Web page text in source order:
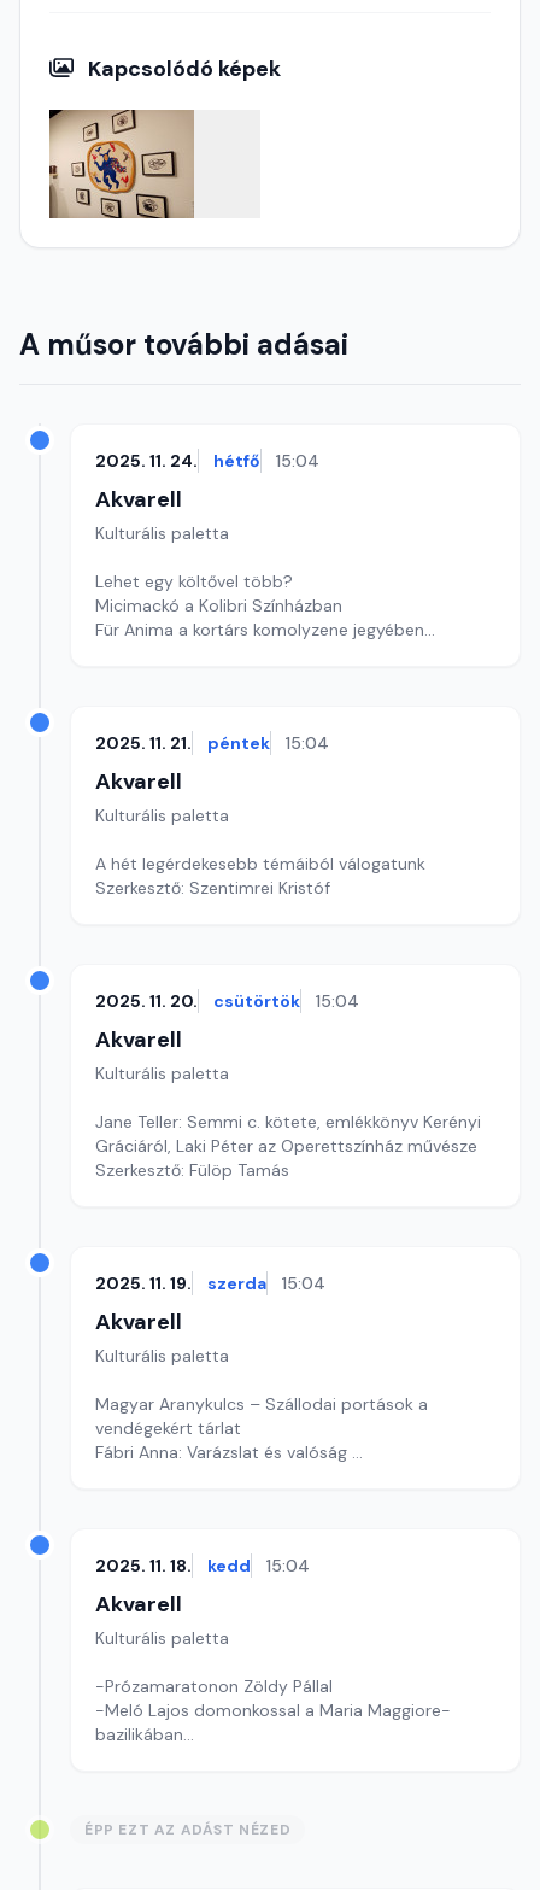
Kapcsolódó képek
A műsor további adásai
2025. 11. 24. hétfő 15:04
Akvarell
Kulturális paletta
Lehet egy költővel több?
Micimackó a Kolibri Színházban
Für Anima a kortárs komolyzene jegyében
2025. 11. 21. péntek 15:04
Akvarell
Kulturális paletta
A hét legérdekesebb témáiból válogatunk
Szerkesztő: Szentimrei Kristóf
2025. 11. 20. csütörtök 15:04
Akvarell
Kulturális paletta
Jane Teller: Semmi c. kötete, emlékkönyv Kerényi
Gráciáról, Laki Péter az Operettszínház művésze
Szerkesztő: Fülöp Tamás
2025. 11. 19. szerda 15:04
Akvarell
Kulturális paletta
Magyar Aranykulcs – Szállodai portások a
vendégekért tárlat
Fábri Anna: Varázslat és valóság
2025. 11. 18. kedd 15:04
Akvarell
Kulturális paletta
-Prózamaratonon Zöldy Pállal
-Meló Lajos domonkossal a Maria Maggiore-
bazilikában
ÉPP EZT AZ ADÁST NÉZED